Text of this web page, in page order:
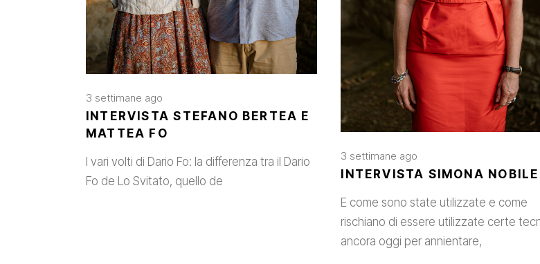
3 settimane ago
INTERVISTA STEFANO BERTEA E
MATTEA FO
I vari volti di Dario Fo: la differenza tra il Dario
Fo de Lo Svitato, quello de
3 settimane ago
INTERVISTA SIMONA NOBILE
E come sono state utilizzate e come
rischiano di essere utilizzate certe
ancora oggi per annientare,